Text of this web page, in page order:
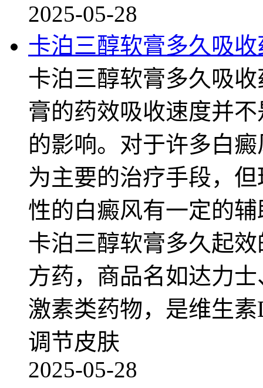
2025-05-28
卡泊三醇软膏多久吸收
卡泊三醇软膏多久吸
膏的药效吸收速度并
的影响。对于许多白
为主要的治疗手段，
性的白癜风有一定的
卡泊三醇软膏多久起
方药，商品名如达力
激素类药物，是维生
调节皮肤
2025-05-28